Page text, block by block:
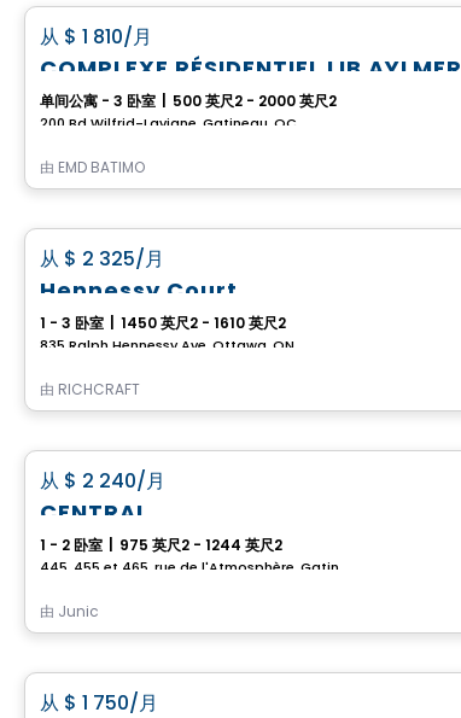
从 $ 1 810/月
COMPLEXE RÉSIDENTIEL LIB AYLMER
单间公寓 - 3 卧室 500 英尺2 - 2000 英尺2
200 Bd Wilfrid-Lavigne, Gatineau, QC
由 EMD BATIMO
从 $ 2 325/月
Hennessy Court
1 - 3 卧室 1450 英尺2 - 1610 英尺2
835 Ralph Hennessy Ave, Ottawa, ON
由 RICHCRAFT
从 $ 2 240/月
CENTRAL
1 - 2 卧室 975 英尺2 - 1244 英尺2
由 Junic
从 $ 1 750/月